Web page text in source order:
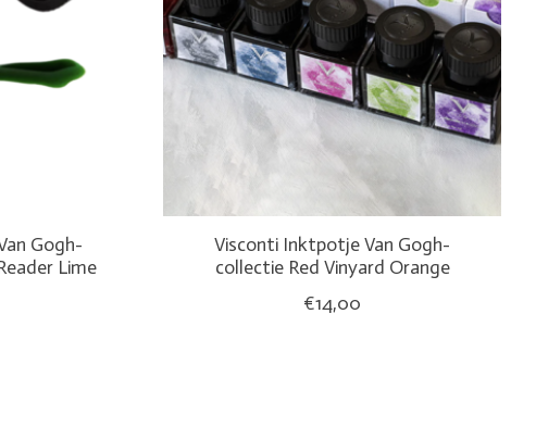
Gogh-
Lime
Visconti Inktpotje Van Gogh-
collectie Red Vinyard Orange
€14,00